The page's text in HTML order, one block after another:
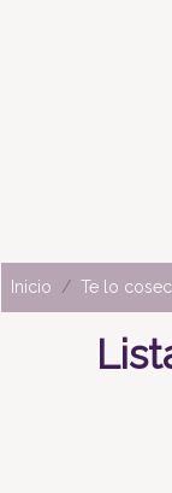
Inicio Te lo